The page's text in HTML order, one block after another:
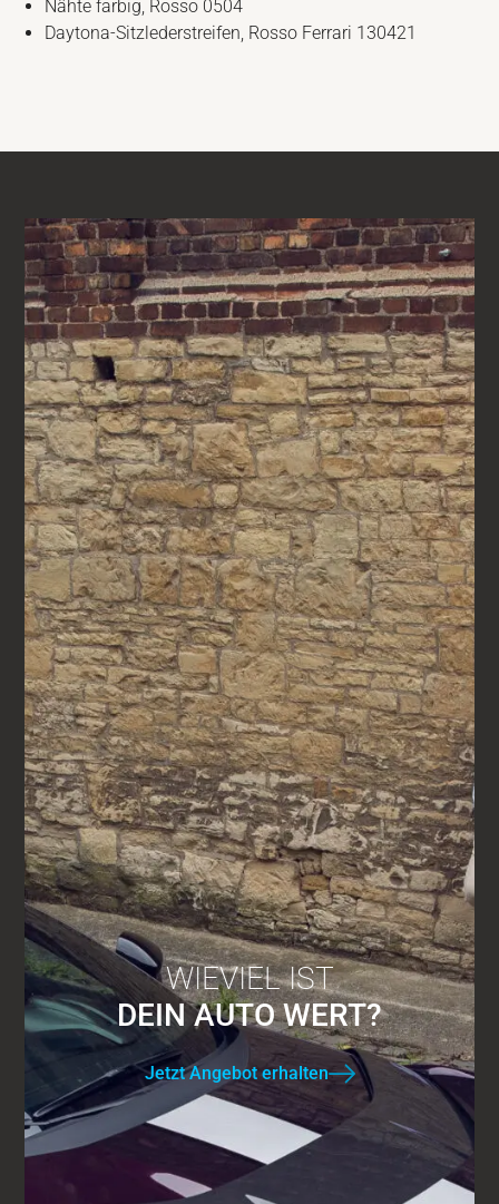
Nähte farbig, Rosso 0504
Daytona-Sitzlederstreifen, Rosso Ferrari 130421
WIEVIEL IST
DEIN AUTO WERT?
Jetzt Angebot erhalten